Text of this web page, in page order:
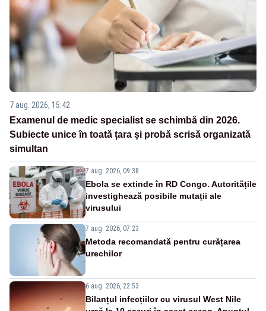
7 aug. 2026, 15:42
Examenul de medic specialist se schimbă din 2026.
Subiecte unice în toată țara și probă scrisă organizată
simultan
7 aug. 2026, 09:38
Ebola se extinde în RD Congo. Autoritățile
investighează posibile mutații ale
virusului
7 aug. 2026, 07:23
Metoda recomandată pentru curățarea
urechilor
6 aug. 2026, 22:53
Bilanțul infecțiilor cu virusul West Nile